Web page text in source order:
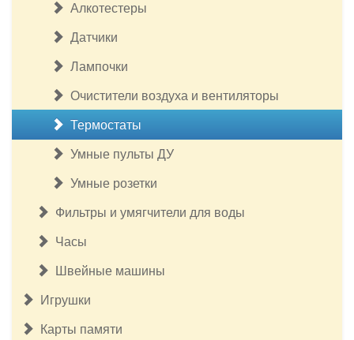
Алкотестеры
Датчики
Лампочки
Очистители воздуха и вентиляторы
Термостаты
Умные пульты ДУ
Умные розетки
Фильтры и умягчители для воды
Часы
Швейные машины
Игрушки
Карты памяти